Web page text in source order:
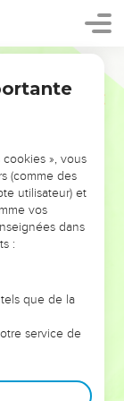
ÉVITER LES
les erreurs
même que ce
et responsables
leurs erreurs
», vous
(comme des
utilisateur) et
vos
dans
:
que de la
service de